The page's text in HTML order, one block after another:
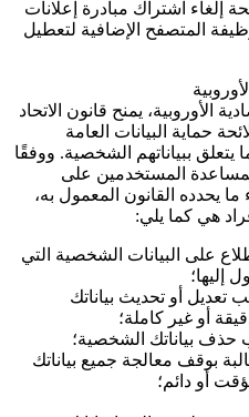
إلغاء اشتراك مبادرة إعلانات
المتصفح الإضافية لتعطيل
الأوروبية، يمنح قانون الاتحاد
حماية البيانات العامة
يتعلق ببياناتهم الشخصية. ووفقًا
المستخدمين على
ما يحدده القانون المعمول به،
هي كما يلي:
على البيانات الشخصية التي
إليها؛
أو تحديث بياناتك
أو غير كاملة؛
بياناتك الشخصية؛
بوقف معالجة جميع بياناتك
أو دائم؛